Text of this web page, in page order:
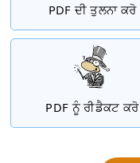
PDF ਦੀ ਤੁਲਨਾ ਕਰੋ
PDF ਨੂੰ ਰੀਡੈਕਟ ਕਰੋ